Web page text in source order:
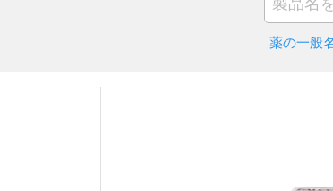
薬の一般